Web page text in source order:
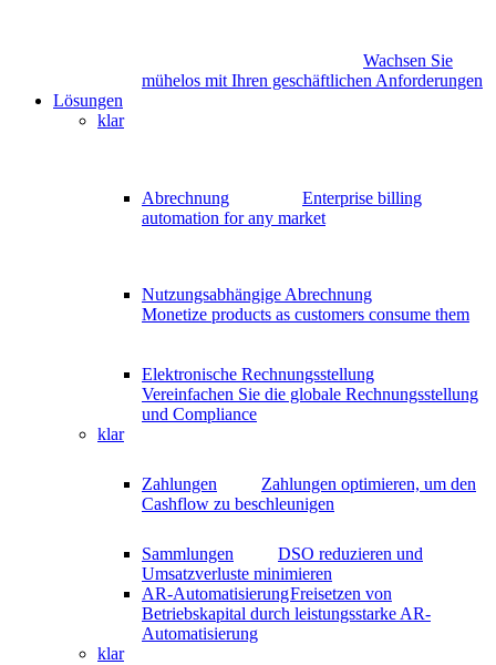
Wachsen Sie
mühelos mit Ihren geschäftlichen Anforderungen
Lösungen
klar
Abrechnung
Enterprise billing
automation for any market
Nutzungsabhängige Abrechnung
Monetize products as customers consume them
Elektronische Rechnungsstellung
Vereinfachen Sie die globale Rechnungsstellung
und Compliance
klar
Zahlungen
Zahlungen optimieren, um den
Cashflow zu beschleunigen
Sammlungen
DSO reduzieren und
Umsatzverluste minimieren
AR-AutomatisierungFreisetzen von
Betriebskapital durch leistungsstarke AR-
Automatisierung
klar